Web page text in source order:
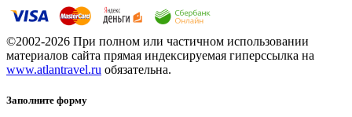
©2002-2026 При полном или частичном использовании
материалов сайта прямая индексируемая гиперссылка на
www.atlantravel.ru обязательна.
Заполните форму